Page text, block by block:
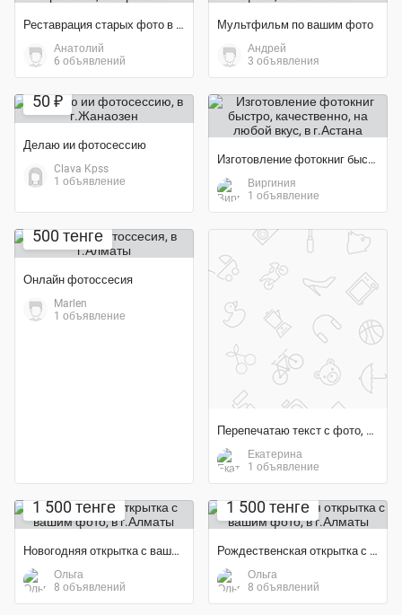
Реставрация старых фото в Уральске
Анатолий
6 объявлений
Мультфильм по вашим фото
Андрей
3 объявления
50 ₽
Делаю ии фотосессию
Clava Kpss
1 объявление
Изготовление фотокниг быстро, качественно, на любой вкус
Виргиния
1 объявление
500 тенге
Онлайн фотоссесия
Marlen
1 объявление
Перепечатаю текст с фото, скана и аудио в Word
Екатерина
1 объявление
1 500 тенге
Новогодняя открытка с вашим фото
Ольга
8 объявлений
1 500 тенге
Рождественская открытка с вашим фото
Ольга
8 объявлений